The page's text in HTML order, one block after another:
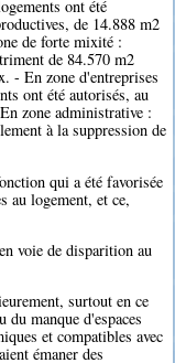
ont été
de 14.888 m2
de forte mixité :
de 84.570 m2
- En zone d'entreprises
ont été autorisés, au
zone administrative :
à la suppression de
qui a été favorisée
au logement, et ce,
voie de disparition au
surtout en ce
manque d'espaces
et compatibles avec
émaner des